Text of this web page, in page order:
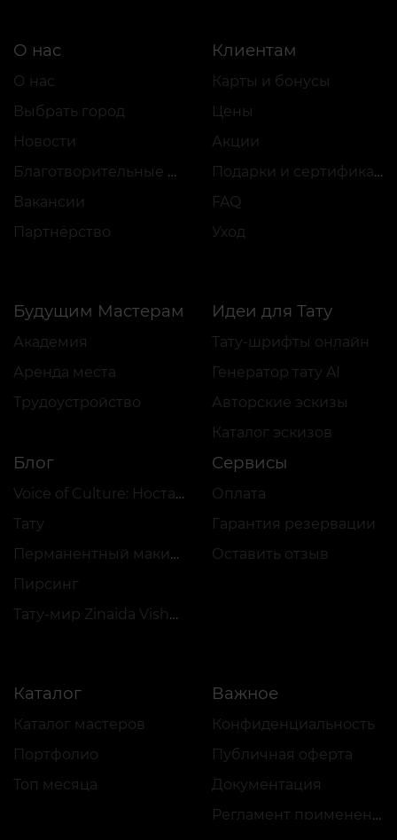
О нас
О нас
Выбрать город
Новости
Благотворительные проекты
Вакансии
Партнёрство
Клиентам
Карты и бонусы
Цены
Акции
Подарки и сертификаты
FAQ
Уход
Будущим Мастерам
Академия
Аренда места
Трудоустройство
Идеи для Тату
Тату-шрифты онлайн
Генератор тату AI
Авторские эскизы
Каталог эскизов
Блог
Voice of Culture: Ностальгия по 2000-м
Тату
Перманентный макияж
Пирсинг
Тату-мир Zinaida Vishenka
Сервисы
Оплата
Гарантия резервации
Оставить отзыв
Каталог
Каталог мастеров
Портфолио
Топ месяца
Важное
Конфиденциальность
Публичная оферта
Документация
Регламент применения акций